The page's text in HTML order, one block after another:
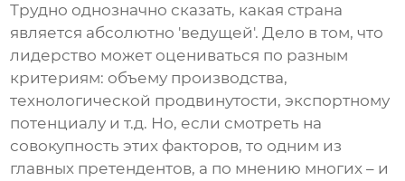
Трудно однозначно сказать, какая страна
является абсолютно 'ведущей'. Дело в том, что
лидерство может оцениваться по разным
критериям: объему производства,
технологической продвинутости, экспортному
потенциалу и т.д. Но, если смотреть на
совокупность этих факторов, то одним из
главных претендентов, а по мнению многих – и